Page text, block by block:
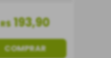
R$ 193,90
COMPRAR